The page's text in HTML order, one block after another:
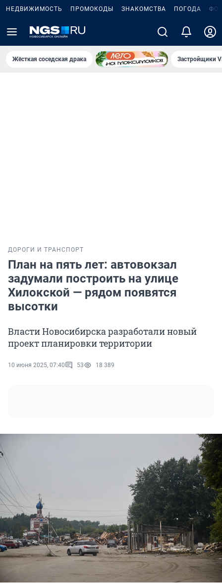
НЕДВИЖИМОСТЬ ПРОМОКОДЫ ЗНАКОМСТВА ПОГОДА
Жёсткая соседская драка Застройщики
ДОРОГИ И ТРАНСПОРТ
План на пять лет: автовокзал
задумали построить на улице
Хилокской — рядом появятся
высотки
Власти Новосибирска разработали новый
проект планировки территории
10 июня 2025, 07:40 53 18 389